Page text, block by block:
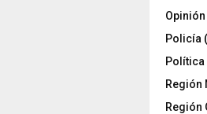
Opinión
Policía
Política
Región
Región